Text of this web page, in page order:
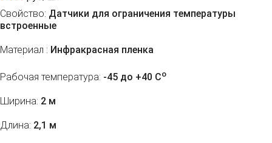
Свойство: Датчики для ограничения температуры
встроенные
Материал : Инфракрасная пленка
Рабочая температура: -45 до +40 Co
Ширина: 2 м
Длина: 2,1 м